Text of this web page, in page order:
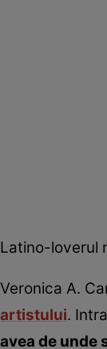
Latino-loverul
Veronica A.
artistului.
avea de unde